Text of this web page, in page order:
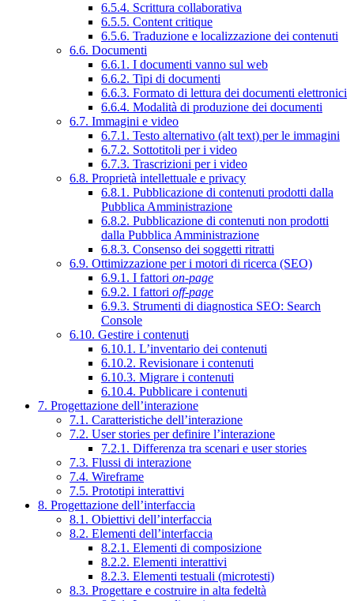
6.5.4. Scrittura collaborativa
6.5.5. Content critique
6.5.6. Traduzione e localizzazione dei contenuti
6.6. Documenti
6.6.1. I documenti vanno sul web
6.6.2. Tipi di documenti
6.6.3. Formato di lettura dei documenti elettronici
6.6.4. Modalità di produzione dei documenti
6.7. Immagini e video
6.7.1. Testo alternativo (alt text) per le immagini
6.7.2. Sottotitoli per i video
6.7.3. Trascrizioni per i video
6.8. Proprietà intellettuale e privacy
6.8.1. Pubblicazione di contenuti prodotti dalla
Pubblica Amministrazione
6.8.2. Pubblicazione di contenuti non prodotti
dalla Pubblica Amministrazione
6.8.3. Consenso dei soggetti ritratti
6.9. Ottimizzazione per i motori di ricerca (SEO)
6.9.1. I fattori on-page
6.9.2. I fattori off-page
6.9.3. Strumenti di diagnostica SEO: Search
Console
6.10. Gestire i contenuti
6.10.1. L’inventario dei contenuti
6.10.2. Revisionare i contenuti
6.10.3. Migrare i contenuti
6.10.4. Pubblicare i contenuti
7. Progettazione dell’interazione
7.1. Caratteristiche dell’interazione
7.2. User stories per definire l’interazione
7.2.1. Differenza tra scenari e user stories
7.3. Flussi di interazione
7.4. Wireframe
7.5. Prototipi interattivi
8. Progettazione dell’interfaccia
8.1. Obiettivi dell’interfaccia
8.2. Elementi dell’interfaccia
8.2.1. Elementi di composizione
8.2.2. Elementi interattivi
8.2.3. Elementi testuali (microtesti)
8.3. Progettare e costruire in alta fedeltà